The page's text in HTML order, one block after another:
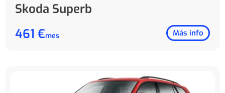
Skoda Superb
461 €mes Más info